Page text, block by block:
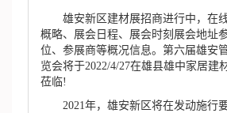
雄安新区建材展招商进行中，在
概略、展会日程、展会时刻展会地址
位、参展商等概况信息。第六届雄安
览会将于2022/4/27在雄县雄中家居建
莅临!
2021年，雄安新区将在发动施行